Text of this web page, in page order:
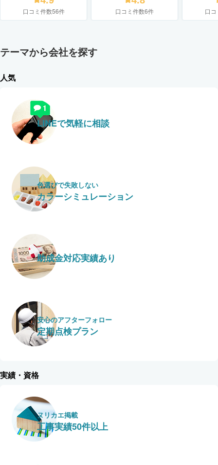
口コミ件数56件 口コミ件数6件 口
テーマから会社を探す
人気
LINEで気軽に相談
色選びで失敗しない
カラーシミュレーション
助成金対応実績あり
安心のアフターフォロー
定期点検プラン
実績・資格
ヌリカエ掲載
工事実績50件以上